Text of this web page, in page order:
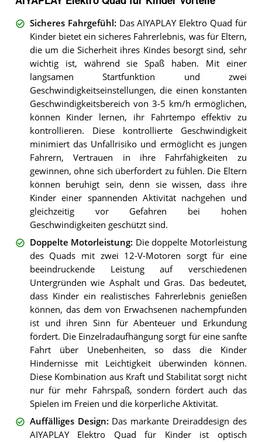
Sicheres Fahrgefühl: Das AIYAPLAY Elektro Quad für
Kinder bietet ein sicheres Fahrerlebnis, was für Eltern,
die um die Sicherheit ihres Kindes besorgt sind, sehr
wichtig ist, während sie Spaß haben. Mit einer
langsamen Startfunktion und zwei
Geschwindigkeitseinstellungen, die einen konstanten
Geschwindigkeitsbereich von 3-5 km/h ermöglichen,
können Kinder lernen, ihr Fahrtempo effektiv zu
kontrollieren. Diese kontrollierte Geschwindigkeit
minimiert das Unfallrisiko und ermöglicht es jungen
Fahrern, Vertrauen in ihre Fahrfähigkeiten zu
gewinnen, ohne sich überfordert zu fühlen. Die Eltern
können beruhigt sein, denn sie wissen, dass ihre
Kinder einer spannenden Aktivität nachgehen und
gleichzeitig vor Gefahren bei hohen
Geschwindigkeiten geschützt sind.
Doppelte Motorleistung: Die doppelte Motorleistung
des Quads mit zwei 12-V-Motoren sorgt für eine
beeindruckende Leistung auf verschiedenen
Untergründen wie Asphalt und Gras. Das bedeutet,
dass Kinder ein realistisches Fahrerlebnis genießen
können, das dem von Erwachsenen nachempfunden
ist und ihren Sinn für Abenteuer und Erkundung
fördert. Die Einzelradaufhängung sorgt für eine sanfte
Fahrt über Unebenheiten, so dass die Kinder
Hindernisse mit Leichtigkeit überwinden können.
Diese Kombination aus Kraft und Stabilität sorgt nicht
nur für mehr Fahrspaß, sondern fördert auch das
Spielen im Freien und die körperliche Aktivität.
Auffälliges Design: Das markante Dreiraddesign des
AIYAPLAY Elektro Quad für Kinder ist optisch